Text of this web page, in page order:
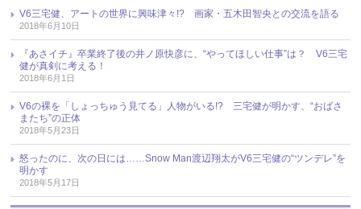
V6三宅健、アートの世界に興味津々!? 画家・五木田智央との交流を語る
2018年6月10日
『あさイチ』卒業終了後の井ノ原快彦に、“やってほしい仕事”は？ V6三宅
健が真剣に考える！
2018年6月1日
V6の裸を「しょっちゅう見てる」人物がいる!? 三宅健が明かす、“おばさ
またち”の正体
2018年5月23日
怒ったのに、次の日には……Snow Man渡辺翔太がV6三宅健の“ツンデレ”を
明かす
2018年5月17日